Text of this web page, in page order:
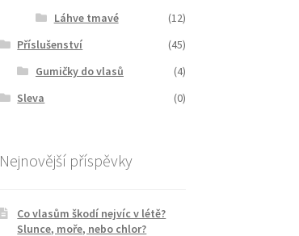
Láhve tmavé
(12)
Příslušenství
(45)
Gumičky do vlasů
(4)
Sleva
(0)
Nejnovější příspěvky
Co vlasům škodí nejvíc v létě?
Slunce, moře, nebo chlor?